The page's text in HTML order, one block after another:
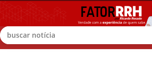
Buscar